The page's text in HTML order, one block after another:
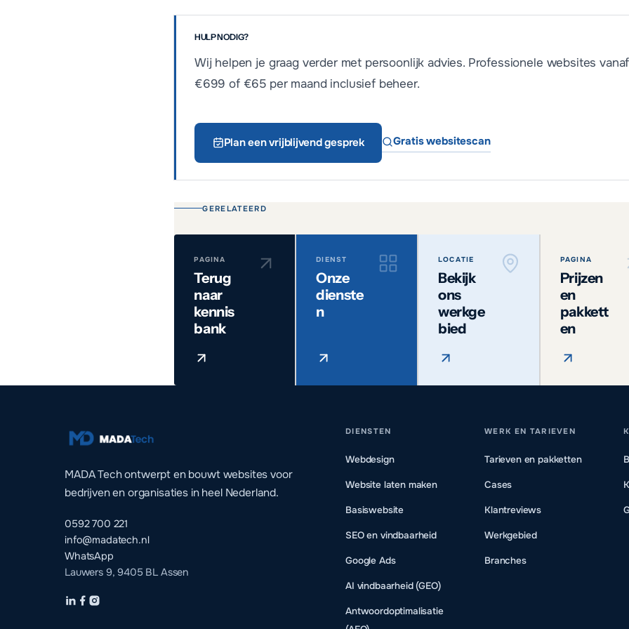
HULP NODIG?
Wij helpen je graag verder met persoonlijk advies. Professionele websites vanaf
€699 of €65 per maand inclusief beheer.
Plan een vrijblijvend gesprek Gratis websitescan
GERELATEERD
PAGINA
Terug
naar
kennis
bank
DIENST
Onze
dienste
n
LOCATIE
Bekijk
ons
werkge
bied
PAGINA
Prijzen
en
pakkett
en
MADA Tech ontwerpt en bouwt websites voor
bedrijven en organisaties in heel Nederland.
0592 700 221
info@madatech.nl
WhatsApp
Lauwers 9, 9405 BL Assen
DIENSTEN
Webdesign
Website laten maken
Basiswebsite
SEO en vindbaarheid
Google Ads
AI vindbaarheid (GEO)
Antwoordoptimalisatie
WERK EN TARIEVEN
Tarieven en pakketten
Cases
Klantreviews
Werkgebied
Branches